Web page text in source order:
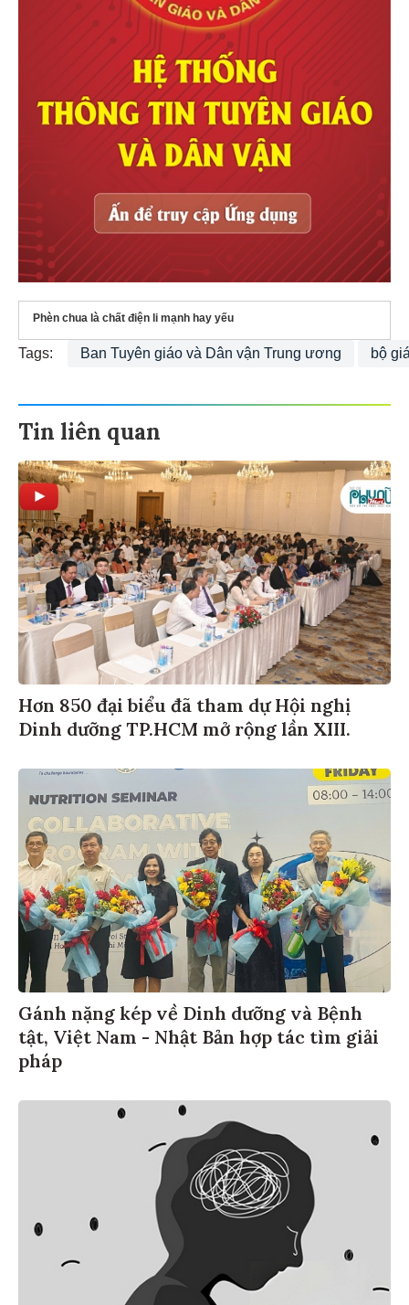
Phèn chua là chất điện li mạnh hay yếu
Tags: Ban Tuyên giáo và Dân vận Trung ương bộ
Tin liên quan
Hơn 850 đại biểu đã tham dự Hội nghị
Dinh dưỡng TP.HCM mở rộng lần XIII.
Gánh nặng kép về Dinh dưỡng và Bệnh
tật, Việt Nam - Nhật Bản hợp tác tìm giải
pháp